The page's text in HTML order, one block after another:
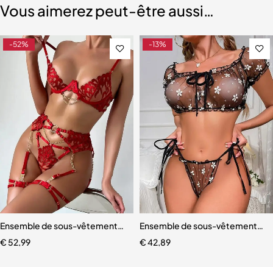
Vous aimerez peut-être aussi…
Femme
-52%
Ensemble de sous-vêtements pour dames, ensemble de quatre
€ 52,99
-13%
Ensemble de sous-vêtements
€42,89